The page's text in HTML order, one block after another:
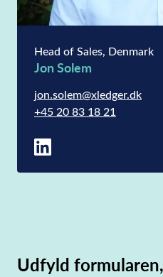
Head of Sales, Denmark
Jon Solem
jon.solem@xledger.dk
+45 20 83 18 21
Udfyld